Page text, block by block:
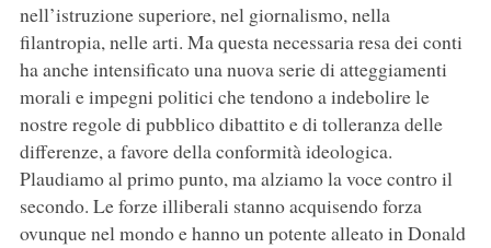
nell’istruzione superiore, nel giornalismo, nella
filantropia, nelle arti. Ma questa necessaria resa dei conti
ha anche intensificato una nuova serie di atteggiamenti
morali e impegni politici che tendono a indebolire le
nostre regole di pubblico dibattito e di tolleranza delle
differenze, a favore della conformità ideologica.
Plaudiamo al primo punto, ma alziamo la voce contro il
secondo. Le forze illiberali stanno acquisendo forza
ovunque nel mondo e hanno un potente alleato in Donald